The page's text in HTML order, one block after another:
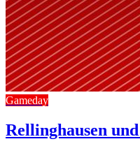
Gameday
Rellinghausen